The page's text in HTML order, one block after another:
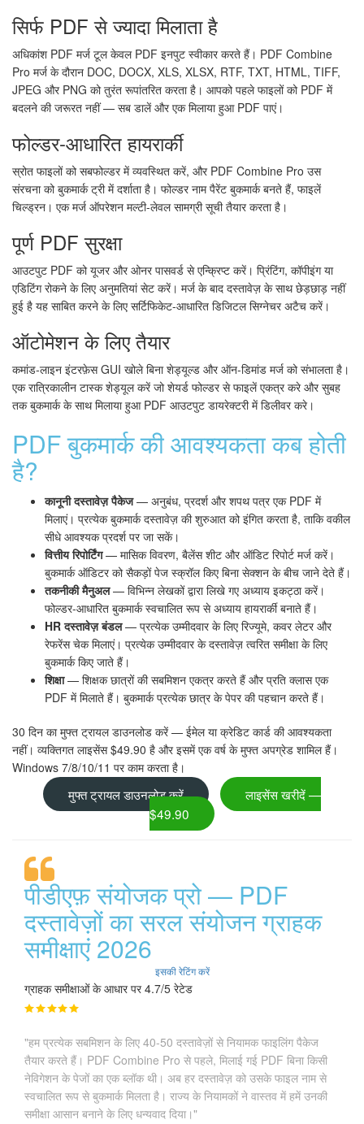
सिर्फ PDF से ज्यादा मिलाता है
अधिकांश PDF मर्ज टूल केवल PDF इनपुट स्वीकार करते हैं। PDF Combine
Pro मर्ज के दौरान DOC, DOCX, XLS, XLSX, RTF, TXT, HTML, TIFF,
JPEG और PNG को तुरंत रूपांतरित करता है। आपको पहले फाइलों को PDF में
बदलने की जरूरत नहीं — सब डालें और एक मिलाया हुआ PDF पाएं।
फोल्डर-आधारित हायरार्की
स्रोत फाइलों को सबफोल्डर में व्यवस्थित करें, और PDF Combine Pro उस
संरचना को बुकमार्क ट्री में दर्शाता है। फोल्डर नाम पैरेंट बुकमार्क बनते हैं, फाइलें
चिल्ड्रन। एक मर्ज ऑपरेशन मल्टी-लेवल सामग्री सूची तैयार करता है।
पूर्ण PDF सुरक्षा
आउटपुट PDF को यूजर और ओनर पासवर्ड से एन्क्रिप्ट करें। प्रिंटिंग, कॉपीइंग या
एडिटिंग रोकने के लिए अनुमतियां सेट करें। मर्ज के बाद दस्तावेज़ के साथ छेड़छाड़ नहीं
हुई है यह साबित करने के लिए सर्टिफिकेट-आधारित डिजिटल सिग्नेचर अटैच करें।
ऑटोमेशन के लिए तैयार
कमांड-लाइन इंटरफ़ेस GUI खोले बिना शेड्यूल्ड और ऑन-डिमांड मर्ज को संभालता है।
एक रात्रिकालीन टास्क शेड्यूल करें जो शेयर्ड फोल्डर से फाइलें एकत्र करे और सुबह
तक बुकमार्क के साथ मिलाया हुआ PDF आउटपुट डायरेक्टरी में डिलीवर करे।
PDF बुकमार्क की आवश्यकता कब होती
है?
कानूनी दस्तावेज़ पैकेज— अनुबंध, प्रदर्श और शपथ पत्र एक PDF में
मिलाएं। प्रत्येक बुकमार्क दस्तावेज़ की शुरुआत को इंगित करता है, ताकि वकील
सीधे आवश्यक प्रदर्श पर जा सकें।
वित्तीय रिपोर्टिंग— मासिक विवरण, बैलेंस शीट और ऑडिट रिपोर्ट मर्ज करें।
बुकमार्क ऑडिटर को सैकड़ों पेज स्क्रॉल किए बिना सेक्शन के बीच जाने देते हैं।
तकनीकी मैनुअल— विभिन्न लेखकों द्वारा लिखे गए अध्याय इकट्ठा करें।
फोल्डर-आधारित बुकमार्क स्वचालित रूप से अध्याय हायरार्की बनाते हैं।
HR दस्तावेज़ बंडल— प्रत्येक उम्मीदवार के लिए रिज्यूमे, कवर लेटर और
रेफरेंस चेक मिलाएं। प्रत्येक उम्मीदवार के दस्तावेज़ त्वरित समीक्षा के लिए
बुकमार्क किए जाते हैं।
शिक्षा— शिक्षक छात्रों की सबमिशन एकत्र करते हैं और प्रति क्लास एक
PDF में मिलाते हैं। बुकमार्क प्रत्येक छात्र के पेपर की पहचान करते हैं।
30 दिन का मुफ्त ट्रायल डाउनलोड करें — ईमेल या क्रेडिट कार्ड की आवश्यकता
नहीं। व्यक्तिगत लाइसेंस $49.90 है और इसमें एक वर्ष के मुफ्त अपग्रेड शामिल हैं।
Windows 7/8/10/11 पर काम करता है।
मुफ्त ट्रायल डाउनलोड करें
लाइसेंस खरीदें —
$49.90
पीडीएफ़ संयोजक प्रो — PDF
दस्तावेज़ों का सरल संयोजन ग्राहक
समीक्षाएं 2026
इसकी रेटिंग करें
ग्राहक समीक्षाओं के आधार पर 4.7/5 रेटेड
"हम प्रत्येक सबमिशन के लिए 40-50 दस्तावेज़ों से नियामक फाइलिंग पैकेज
तैयार करते हैं। PDF Combine Pro से पहले, मिलाई गई PDF बिना किसी
नेविगेशन के पेजों का एक ब्लॉक थी। अब हर दस्तावेज़ को उसके फाइल नाम से
स्वचालित रूप से बुकमार्क मिलता है। राज्य के नियामकों ने वास्तव में हमें उनकी
समीक्षा आसान बनाने के लिए धन्यवाद दिया।"